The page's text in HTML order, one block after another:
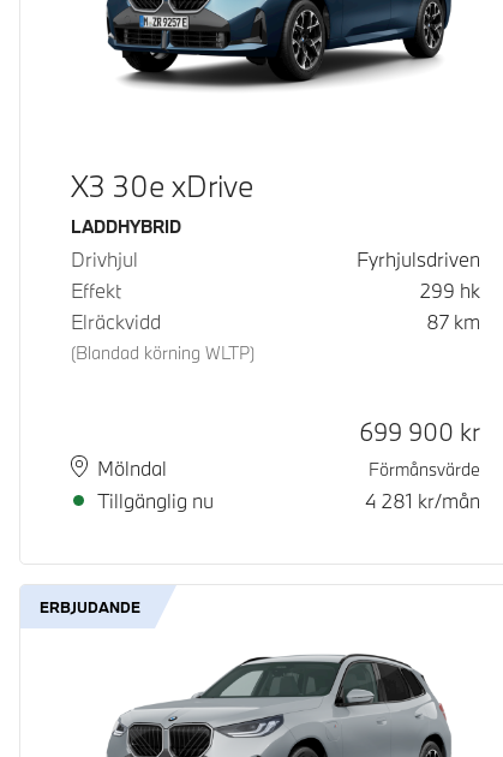
X3 30e xDrive
Bränsle
LADDHYBRID
Drivhjul
Fyrhjulsdriven
Effekt
299 hk
Elräckvidd
(Blandad körning WLTP)
87 km
PlatsMölndal
Leveranstid
Tillgänglig nu
Kontantpris
699 900 kr
Förmånsvärde
4 281 kr/mån
ERBJUDANDE